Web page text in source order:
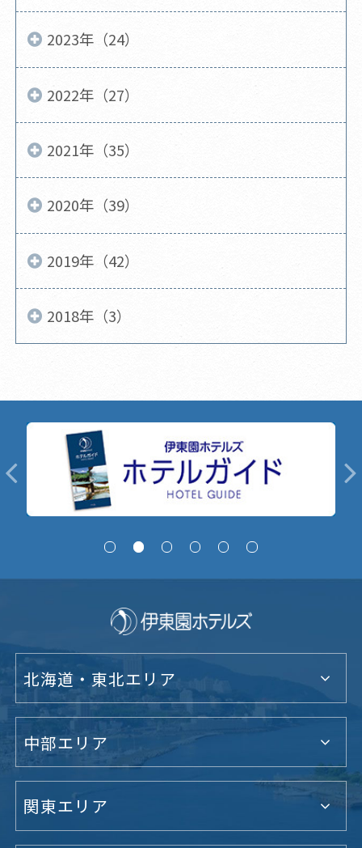
2023年（24）
2022年（27）
2021年（35）
2020年（39）
2019年（42）
2018年（3）
北海道・東北エリア
中部エリア
関東エリア